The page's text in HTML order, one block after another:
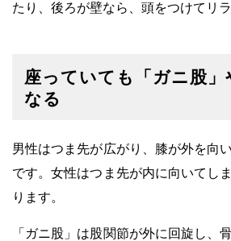
たり、後ろが壁なら、頭をつけてリ
座っていても「ガニ股」
なる
男性はつま先が広がり、膝が外を向
です。女性はつま先が内に向いてし
ります。
「ガニ股」は股関節が外に回旋し、